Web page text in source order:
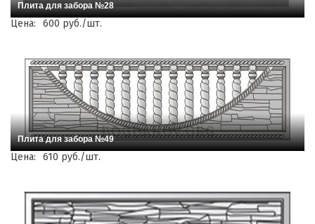
Плита для забора №28
Цена: 600 руб./шт.
Плита для забора №49
Цена: 610 руб./шт.